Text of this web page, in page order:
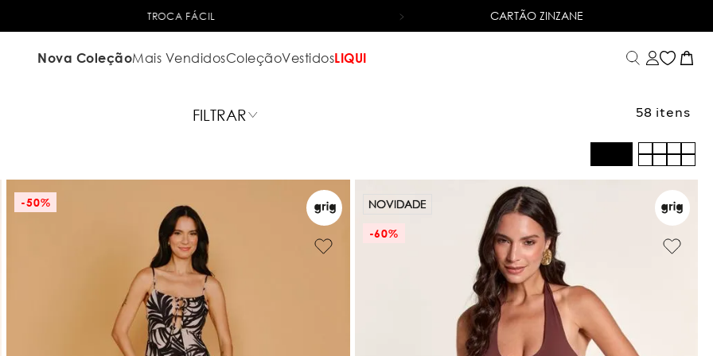
TROCA FÁCIL 6X SEM JUROSNO CARTÃO DE CRÉDITO
CARTÃO ZINZANE
Nova ColeçãoMais VendidosColeçãoVestidosLIQUI
FILTRAR 58
-50% NOVIDADE
-60%